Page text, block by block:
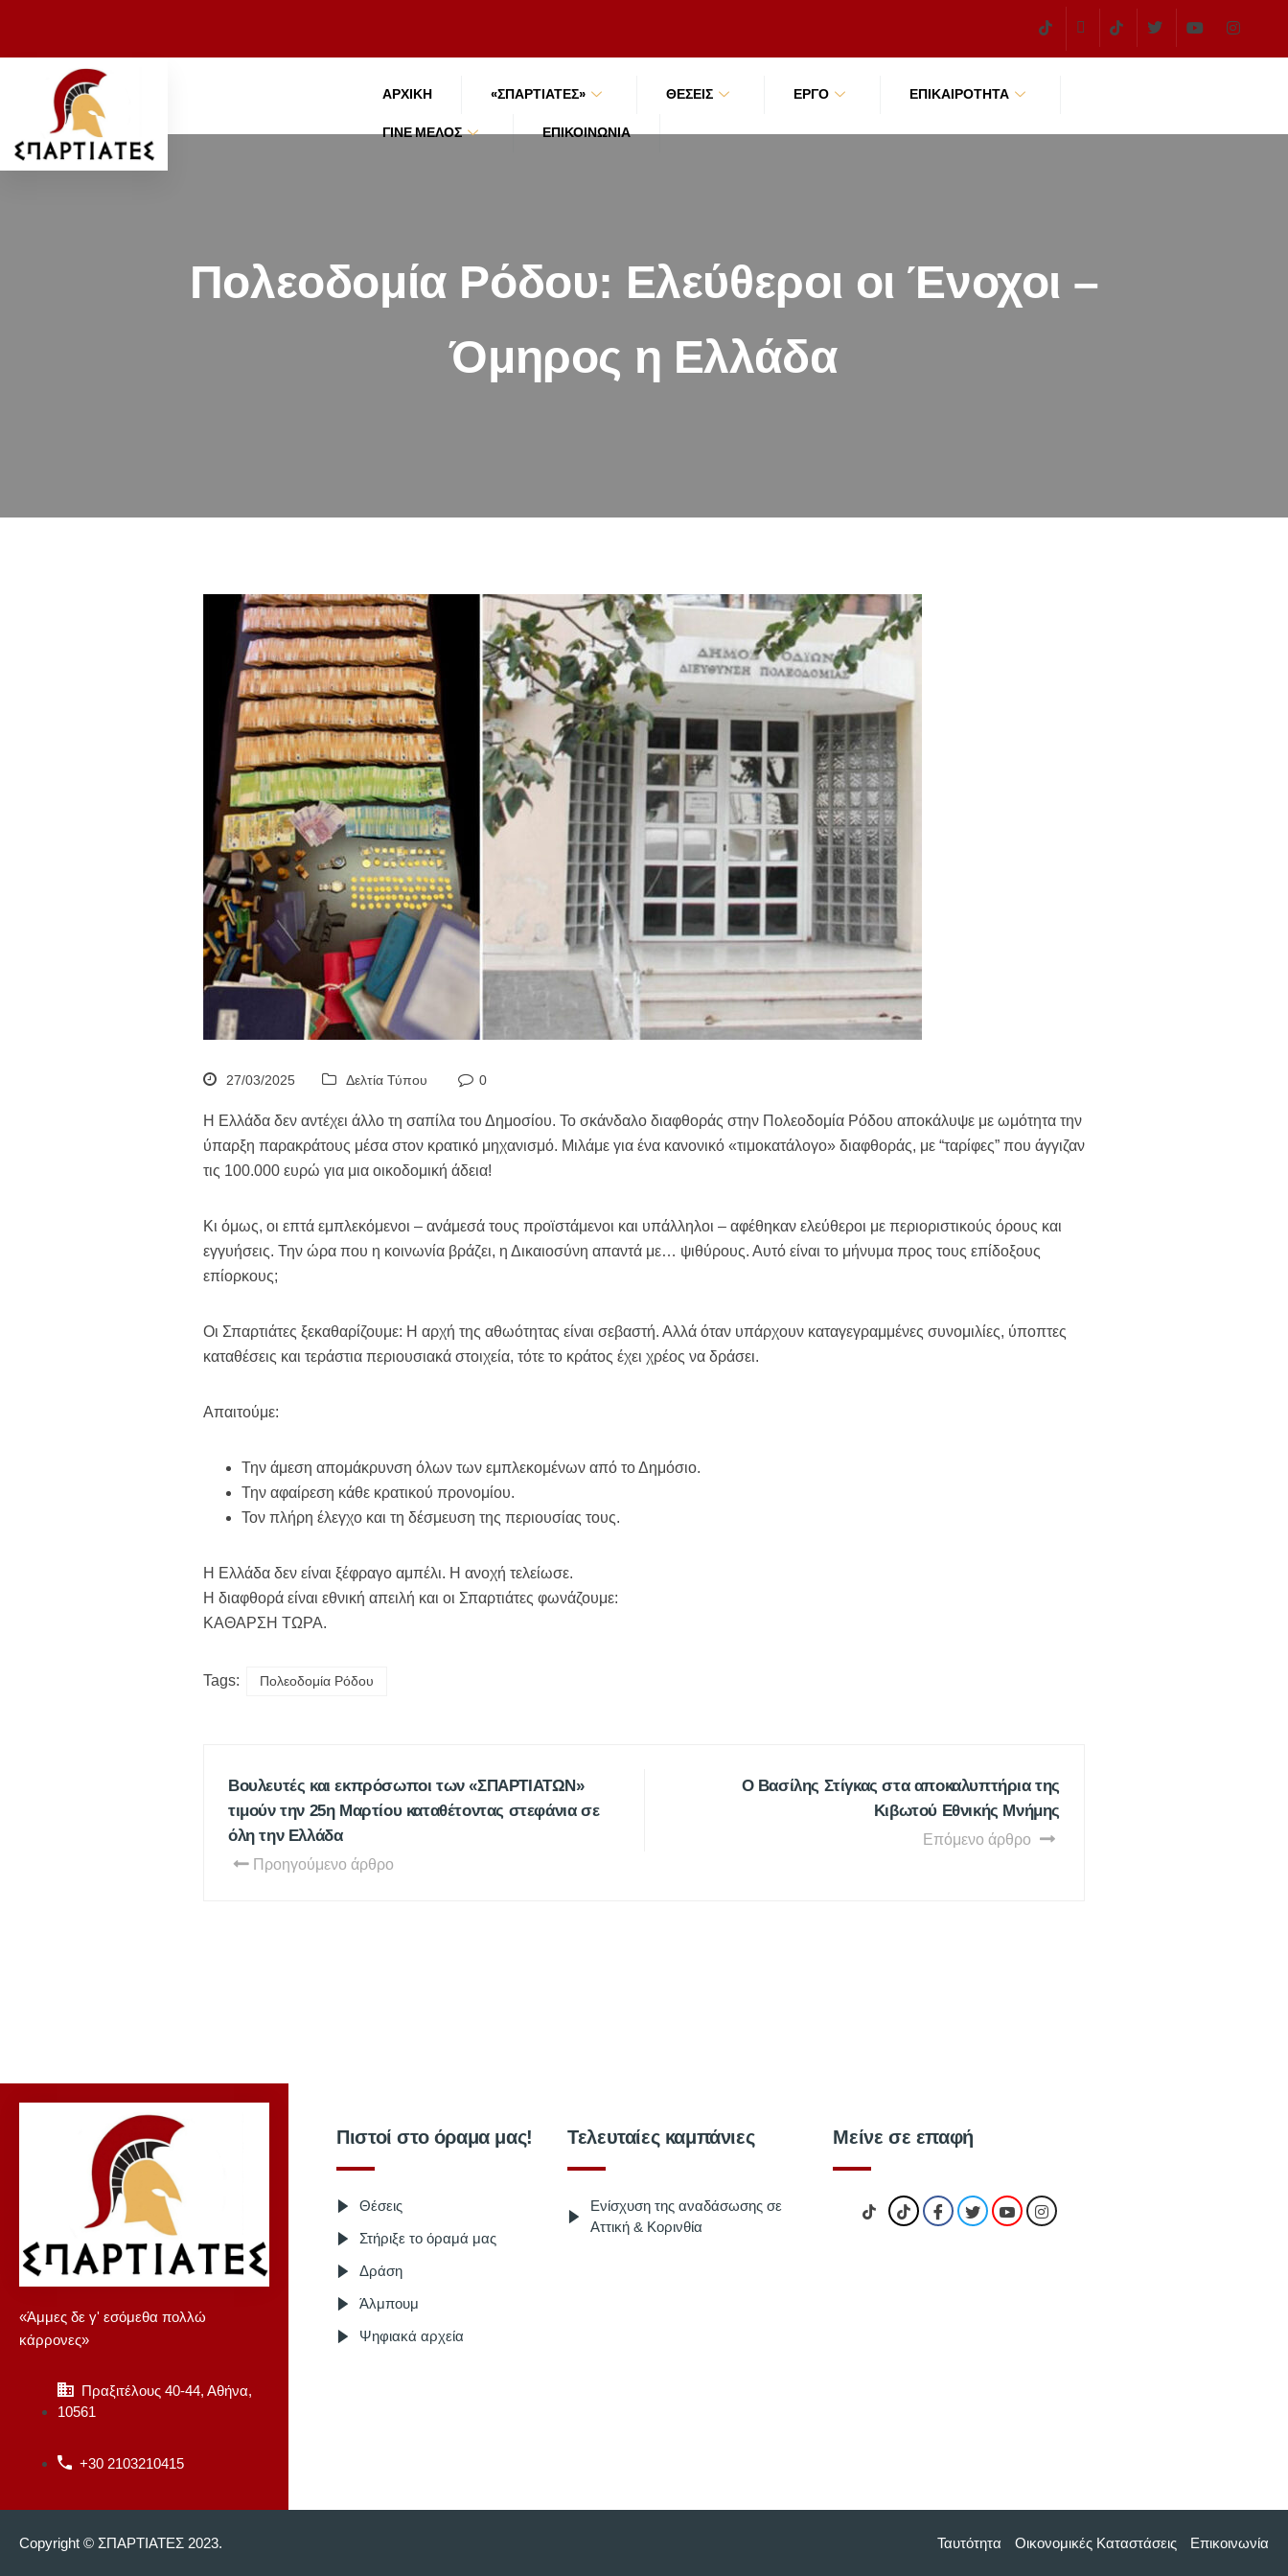
ΑΡΧΙΚΉ «ΣΠΑΡΤΙΑΤΕΣ» ΘΕΣΕΙΣ ΕΡΓΟ
ΕΠΙΚΑΙΡΌΤΗΤΑ
ΓΊΝΕ ΜΈΛΟΣ
ΕΠΙΚΟΙΝΩΝΊΑ
Πολεοδομία Ρόδου: Ελεύθεροι οι Ένοχοι –
Όμηρος η Ελλάδα
27/03/2025 Δελτία Τύπου 0
H Ελλάδα δεν αντέχει άλλο τη σαπίλα του Δημοσίου. Το σκάνδαλο διαφθοράς στην Πολεοδομία Ρόδου αποκάλυψε με ωμότητα την
ύπαρξη παρακράτους μέσα στον κρατικό μηχανισμό. Μιλάμε για ένα κανονικό «τιμοκατάλογο» διαφθοράς, με “ταρίφες” που άγγιζαν
τις 100.000 ευρώ για μια οικοδομική άδεια!
Κι όμως, οι επτά εμπλεκόμενοι – ανάμεσά τους προϊστάμενοι και υπάλληλοι – αφέθηκαν ελεύθεροι με περιοριστικούς όρους και
εγγυήσεις. Την ώρα που η κοινωνία βράζει, η Δικαιοσύνη απαντά με… ψιθύρους. Αυτό είναι το μήνυμα προς τους επίδοξους
επίορκους;
Οι Σπαρτιάτες ξεκαθαρίζουμε: Η αρχή της αθωότητας είναι σεβαστή. Αλλά όταν υπάρχουν καταγεγραμμένες συνομιλίες, ύποπτες
καταθέσεις και τεράστια περιουσιακά στοιχεία, τότε το κράτος έχει χρέος να δράσει.
Απαιτούμε:
Την άμεση απομάκρυνση όλων των εμπλεκομένων από το Δημόσιο.
Την αφαίρεση κάθε κρατικού προνομίου.
Τον πλήρη έλεγχο και τη δέσμευση της περιουσίας τους.
Η Ελλάδα δεν είναι ξέφραγο αμπέλι. Η ανοχή τελείωσε.
Η διαφθορά είναι εθνική απειλή και οι Σπαρτιάτες φωνάζουμε:
ΚΑΘΑΡΣΗ ΤΩΡΑ.
Tags: Πολεοδομία Ρόδου
Βουλευτές και εκπρόσωποι των «ΣΠΑΡΤΙΑΤΩΝ»
τιμούν την 25η Μαρτίου καταθέτοντας στεφάνια σε
όλη την Ελλάδα
Προηγούμενο άρθρο
Ο Βασίλης Στίγκας στα αποκαλυπτήρια της
Κιβωτού Εθνικής Μνήμης
Επόμενο άρθρο
«Άμμες δε γ' εσόμεθα πολλώ
κάρρονες»
Πραξιτέλους 40-44, Αθήνα,
10561
+30 2103210415
Πιστοί στο όραμα μας!
Θέσεις
Στήριξε το όραμά μας
Δράση
Άλμπουμ
Ψηφιακά αρχεία
Τελευταίες καμπάνιες
Ενίσχυση της αναδάσωσης σε
Αττική & Κορινθία
Μείνε σε επαφή
Copyright © ΣΠΑΡΤΙΑΤΕΣ 2023. Ταυτότητα Οικονομικές Kαταστάσεις Επικοινωνία